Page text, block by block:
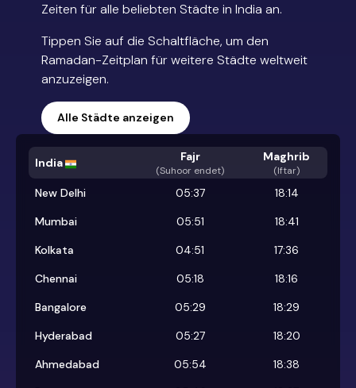
Zeiten für alle beliebten Städte in India an.
Tippen Sie auf die Schaltfläche, um den
Ramadan-Zeitplan für weitere Städte weltweit
anzuzeigen.
Alle Städte anzeigen
India Fajr
(Suhoor endet)
Maghrib
(Iftar)
New Delhi 05:37
18:14
Mumbai
05:51
18:41
Kolkata
04:51
17:36
Chennai
05:18
18:16
Bangalore
05:29
18:29
Hyderabad
05:27
18:20
Ahmedabad
05:54
18:38